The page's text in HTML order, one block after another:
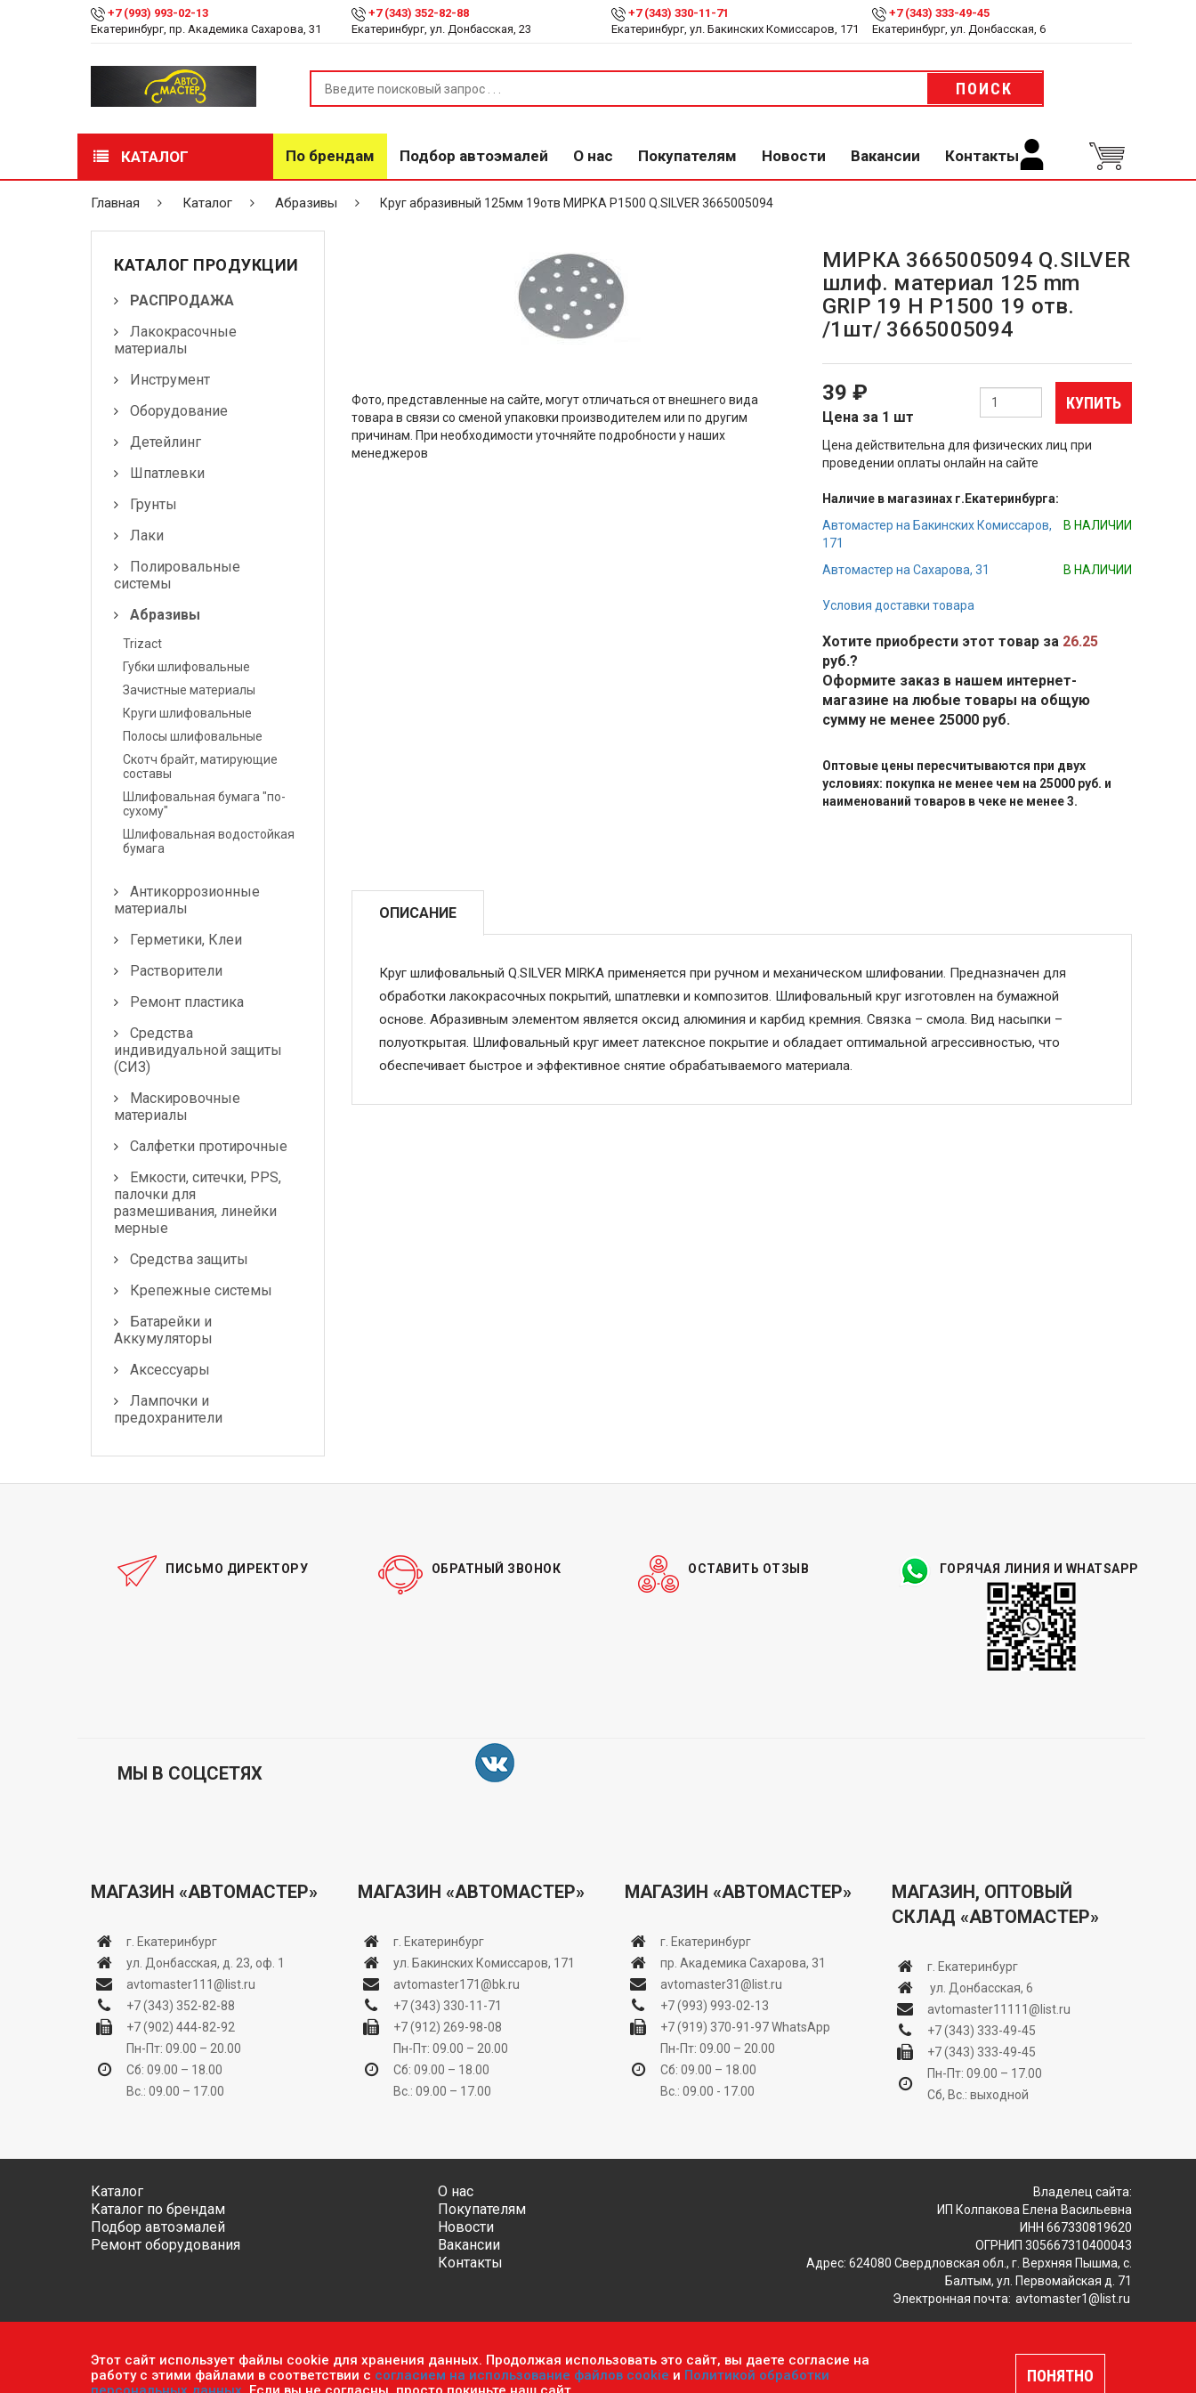
+7 (993) 993-02-13
Екатеринбург, пр. Академика Сахарова, 31
+7 (343) 352-82-88
Екатеринбург, ул. Донбасская, 23
+7 (343) 330-11-71
Екатеринбург, ул. Бакинских Комиссаров, 171
+7 (343) 333-49-45
Екатеринбург, ул. Донбасская, 6
ПОИСК
КАТАЛОГ По брендам Подбор автоэмалей О нас Покупателям Новости Вакансии Контакты
РАСПРОДАЖА
Лакокрасочные
материалы
Инструмент
Оборудование
Шпатлевки
Абразивы
материалы
Герметики, Клеи
Растворители
Ремонт пластика
Средства индивидуальной
защиты (СИЗ)
Маскировочные
Салфетки протирочные
палочки для
размешивания, линейки
Средства защиты
Крепежные системы
Батарейки и
Аккумуляторы
Лампочки и
предохранители
Главная Каталог Абразивы Круг абразивный 125мм 19отв МИРКА Р1500 Q.SILVER 3665005094
КАТАЛОГ ПРОДУКЦИИ
РАСПРОДАЖА
Лакокрасочные
материалы
Инструмент
Оборудование
Детейлинг
Шпатлевки
Грунты
Лаки
Полировальные
системы
Абразивы
Trizact
Губки шлифовальные
Зачистные материалы
Круги шлифовальные
Полосы шлифовальные
Скотч брайт, матирующие
составы
Шлифовальная бумага "по-
сухому"
Шлифовальная водостойкая
бумага
Антикоррозионные
материалы
Герметики, Клеи
Растворители
Ремонт пластика
Средства
индивидуальной защиты
(СИЗ)
Маскировочные
материалы
Салфетки протирочные
Емкости, ситечки, PPS,
палочки для
размешивания, линейки
мерные
Средства защиты
Крепежные системы
Батарейки и
Аккумуляторы
Аксессуары
Лампочки и
предохранители
Фото, представленные на сайте, могут отличаться от внешнего вида
товара в связи со сменой упаковки производителем или по другим
причинам. При необходимости уточняйте подробности у наших
менеджеров
МИРКА 3665005094 Q.SILVER
шлиф. материал 125 mm
GRIP 19 H Р1500 19 отв.
/1шт/ 3665005094
39 ₽
Цена за 1 шт
КУПИТЬ
Цена действительна для физических лиц при
проведении оплаты онлайн на сайте
Наличие в магазинах г.Екатеринбурга:
Автомастер на Бакинских Комиссаров,
171
В НАЛИЧИИ
Автомастер на Сахарова, 31 В НАЛИЧИИ
Условия доставки товара
Хотите приобрести этот товар за 26.25
руб.?
Оформите заказ в нашем интернет-
магазине на любые товары на общую
сумму не менее 25000 руб.
Оптовые цены пересчитываются при двух
условиях: покупка не менее чем на 25000 руб. и
наименований товаров в чеке не менее 3.
ОПИСАНИЕ
Круг шлифовальный Q.SILVER MIRKA применяется при ручном и механическом шлифовании. Предназначен для
обработки лакокрасочных покрытий, шпатлевки и композитов. Шлифовальный круг изготовлен на бумажной
основе. Абразивным элементом является оксид алюминия и карбид кремния. Связка – смола. Вид насыпки –
полуоткрытая. Шлифовальный круг имеет латексное покрытие и обладает оптимальной агрессивностью, что
обеспечивает быстрое и эффективное снятие обрабатываемого материала.
ПИСЬМО ДИРЕКТОРУ ОБРАТНЫЙ ЗВОНОК ОСТАВИТЬ ОТЗЫВ ГОРЯЧАЯ ЛИНИЯ И WHATSAPP
МЫ В СОЦСЕТЯХ
МАГАЗИН «АВТОМАСТЕР»
г. Екатеринбург
ул. Донбасская, д. 23, оф. 1
avtomaster111@list.ru
+7 (343) 352-82-88
+7 (902) 444-82-92
Пн-Пт: 09.00 – 20.00
Сб: 09.00 – 18.00
Вс.: 09.00 – 17.00
МАГАЗИН «АВТОМАСТЕР»
г. Екатеринбург
ул. Бакинских Комиссаров, 171
avtomaster171@bk.ru
+7 (343) 330-11-71
+7 (912) 269-98-08
Пн-Пт: 09.00 – 20.00
Сб: 09.00 – 18.00
Вс.: 09.00 – 17.00
МАГАЗИН «АВТОМАСТЕР»
г. Екатеринбург
пр. Академика Сахарова, 31
avtomaster31@list.ru
+7 (993) 993-02-13
+7 (919) 370-91-97WhatsApp
Пн-Пт: 09.00 – 20.00
Сб: 09.00 – 18.00
Вс.: 09.00 - 17.00
МАГАЗИН, ОПТОВЫЙ
СКЛАД «АВТОМАСТЕР»
г. Екатеринбург
ул. Донбасская, 6
avtomaster11111@list.ru
+7 (343) 333-49-45
+7 (343) 333-49-45
Пн-Пт: 09.00 – 17.00
Сб, Вс.: выходной
Каталог
Каталог по брендам
Подбор автоэмалей
Ремонт оборудования
О нас
Покупателям
Новости
Вакансии
Контакты
Владелец сайта:
ИП Колпакова Елена Васильевна
ИНН 667330819620
ОГРНИП 305667310400043
Адрес: 624080 Свердловская обл., г. Верхняя Пышма, с.
Балтым, ул. Первомайская д. 71
Электронная почта: avtomaster1@list.ru
Обратите внимание, что данный сайт носит исключительно информационный характер и ни при каких условиях не является публичной офертой, определяемой положениями
ч.2 ст. 437 Гражданского кодекса РФ.Политика конфиденциальности персональных данных Пользовательское соглашение
Этот сайт использует файлы cookie для хранения данных. Продолжая использовать это сайт, вы даете согласие на
работу с этими файлами в соответствии с согласием на использование файлов cookie и Политикой обработки
ПОНЯТНО